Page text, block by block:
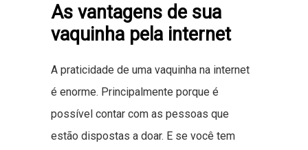
As vantagens de sua
vaquinha pela internet
A praticidade de uma vaquinha na internet
é enorme. Principalmente porque é
possível contar com as pessoas que
estão dispostas a doar. E se você tem